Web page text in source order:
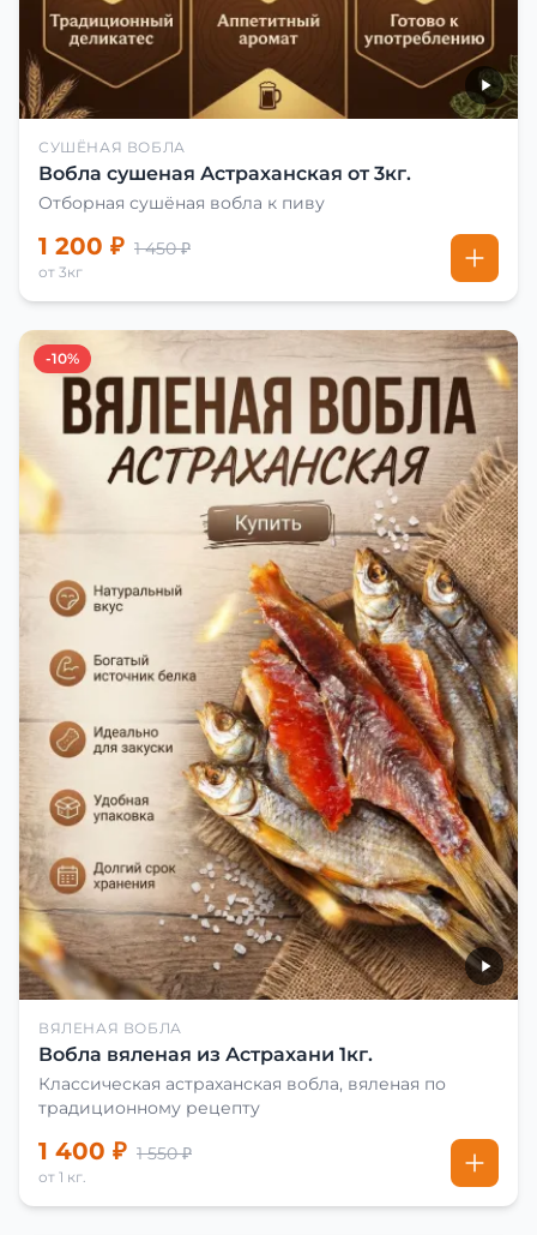
СУШЁНАЯ ВОБЛА
Вобла сушеная Астраханская от 3кг.
Отборная сушёная вобла к пиву
1 200 ₽ 1 450 ₽
от 3кг
-10%
ВЯЛЕНАЯ ВОБЛА
Вобла вяленая из Астрахани 1кг.
Классическая астраханская вобла, вяленая по
традиционному рецепту
1 400 ₽ 1 550 ₽
от 1 кг.